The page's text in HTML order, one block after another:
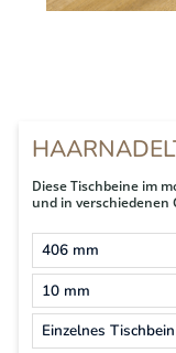
Diese Tischbeine im
und in